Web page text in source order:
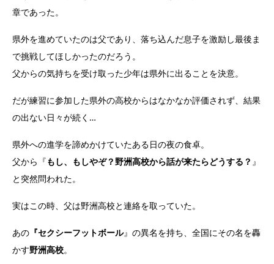
章であった。
県外を進めていたのは父であり、落ち込んだ息子を激励し最後ま
で挑戦してほしかったのだろう。
父からの気持ちを受け取った少年は県外に出ることを決意。
だが練習に参加した県外の高校からはなかなか評価されず、結果
の出ない日々が続く…
県外への進学を諦めかけていたある日の夜の食卓。
父から『もし、もしやぞ？野洲高校から話が来たらどうする？ 』
と突然問われた。
実はこの時、父は野洲高校と連絡を取っていた。
あの 『セクシーフットボール』の異名を持ち、全国にその名を轟
かす野洲高校。